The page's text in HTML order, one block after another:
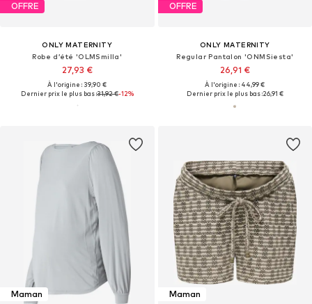
OFFRE
ONLY MATERNITY
Robe d’été 'OLMSmilla'
27,93 €
À l'origine : 39,90 €
Dernier prix le plus bas :31,92 €-12%
OFFRE
ONLY MATERNITY
Regular Pantalon 'ONMSiesta'
26,91 €
À l'origine : 44,99 €
Dernier prix le plus bas :26,91 €
Maman Maman